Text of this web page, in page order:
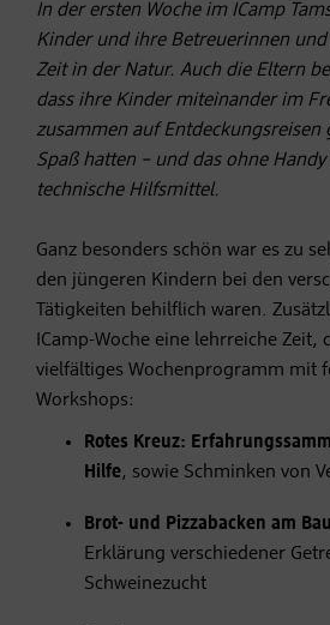
In der ersten Woche im ICamp
Kinder und ihre Betreuerinnen
Zeit in der Natur. Auch die Eltern
dass ihre Kinder miteinander im
zusammen auf Entdeckungsreisen
Spaß hatten – und das ohne
technische Hilfsmittel.
Ganz besonders schön war es zu
den jüngeren Kindern bei den
Tätigkeiten behilflich waren.
ICamp-Woche eine lehrreiche Zeit,
vielfältiges Wochenprogramm mit
Workshops:
Rotes Kreuz:
Hilfe, sowie Schminken von
Brot- und Pizzabacken am
Erklärung verschiedener
Schweinezucht